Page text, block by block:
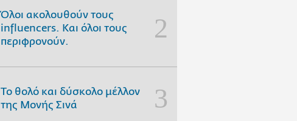
Όλοι ακολουθούν τους
influencers. Και όλοι τους
περιφρονούν.
Το θολό και δύσκολο μέλλον
της Μονής Σινά